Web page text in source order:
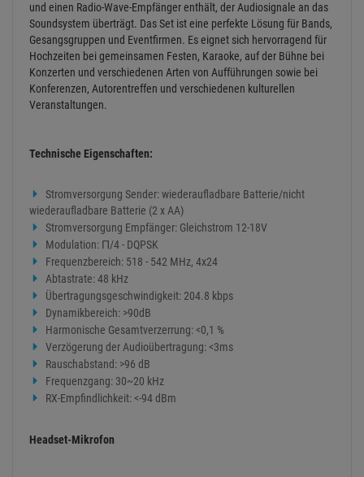
und einen Radio-Wave-Empfänger enthält, der Audiosignale an das
Soundsystem überträgt. Das Set ist eine perfekte Lösung für Bands,
Gesangsgruppen und Eventfirmen. Es eignet sich hervorragend für
Hochzeiten bei gemeinsamen Festen, Karaoke, auf der Bühne bei
Konzerten und verschiedenen Arten von Aufführungen sowie bei
Konferenzen, Autorentreffen und verschiedenen kulturellen
Veranstaltungen.
Technische Eigenschaften:
Stromversorgung Sender: wiederaufladbare Batterie/nicht
wiederaufladbare Batterie (2 x AA)
Stromversorgung Empfänger: Gleichstrom 12-18V
Modulation: Π/4 - DQPSK
Frequenzbereich: 518 - 542 MHz, 4x24
Abtastrate: 48 kHz
Übertragungsgeschwindigkeit: 204.8 kbps
Dynamikbereich: >90dB
Harmonische Gesamtverzerrung: <0,1 %
Verzögerung der Audioübertragung: <3ms
Rauschabstand: >96 dB
Frequenzgang: 30~20 kHz
RX-Empfindlichkeit: <-94 dBm
Headset-Mikrofon